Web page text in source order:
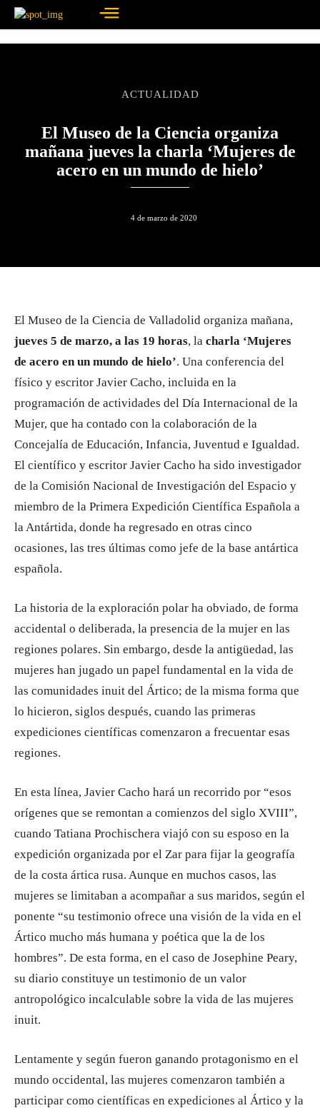
ACTUALIDAD
El Museo de la Ciencia organiza
mañana jueves la charla ‘Mujeres de
acero en un mundo de hielo’
4 de marzo de 2020
El Museo de la Ciencia de Valladolid organiza mañana,
jueves 5 de marzo, a las 19 horas, la charla ‘Mujeres
de acero en un mundo de hielo’. Una conferencia del
físico y escritor Javier Cacho, incluida en la
programación de actividades del Día Internacional de la
Mujer, que ha contado con la colaboración de la
Concejalía de Educación, Infancia, Juventud e Igualdad.
El científico y escritor Javier Cacho ha sido investigador
de la Comisión Nacional de Investigación del Espacio y
miembro de la Primera Expedición Científica Española a
la Antártida, donde ha regresado en otras cinco
ocasiones, las tres últimas como jefe de la base antártica
española.
La historia de la exploración polar ha obviado, de forma
accidental o deliberada, la presencia de la mujer en las
regiones polares. Sin embargo, desde la antigüedad, las
mujeres han jugado un papel fundamental en la vida de
las comunidades inuit del Ártico; de la misma forma que
lo hicieron, siglos después, cuando las primeras
expediciones científicas comenzaron a frecuentar esas
regiones.
En esta línea, Javier Cacho hará un recorrido por “esos
orígenes que se remontan a comienzos del siglo XVIII”,
cuando Tatiana Prochischera viajó con su esposo en la
expedición organizada por el Zar para fijar la geografía
de la costa ártica rusa. Aunque en muchos casos, las
mujeres se limitaban a acompañar a sus maridos, según el
ponente “su testimonio ofrece una visión de la vida en el
Ártico mucho más humana y poética que la de los
hombres”. De esta forma, en el caso de Josephine Peary,
su diario constituye un testimonio de un valor
antropológico incalculable sobre la vida de las mujeres
inuit.
Lentamente y según fueron ganando protagonismo en el
mundo occidental, las mujeres comenzaron también a
participar como científicas en expediciones al Ártico y la